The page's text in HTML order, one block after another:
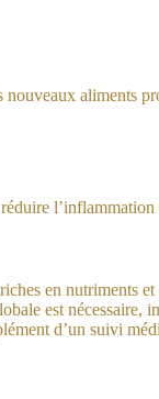
aliments
l’inflammation
en nutriments
est nécessaire,
d’un suivi